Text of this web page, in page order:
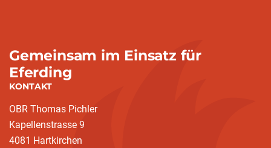
Gemeinsam im Einsatz für
Eferding
KONTAKT
OBR Thomas Pichler
Kapellenstrasse 9
4081 Hartkirchen